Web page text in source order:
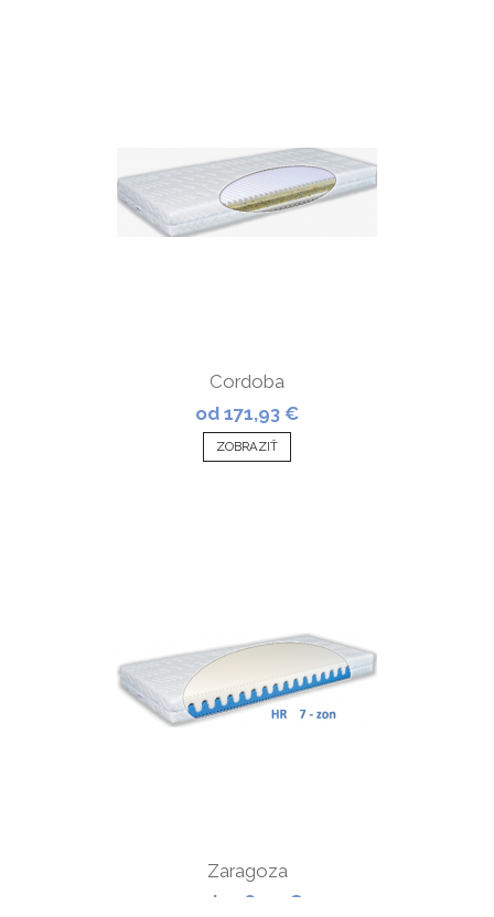
Cordoba
od 171,93 €
ZOBRAZIŤ
Zaragoza
od 196,92 €